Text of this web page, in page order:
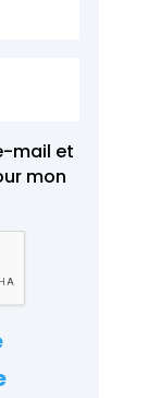
mail et
mon